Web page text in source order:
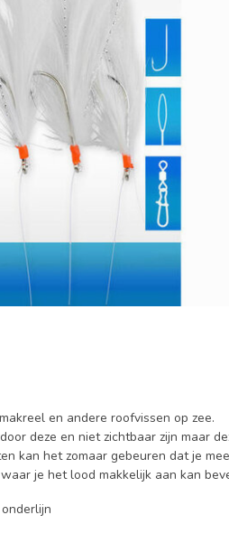
en andere roofvissen op zee.
deze en niet zichtbaar zijn maar
kan het zomaar gebeuren dat je
je het lood makkelijk aan kan